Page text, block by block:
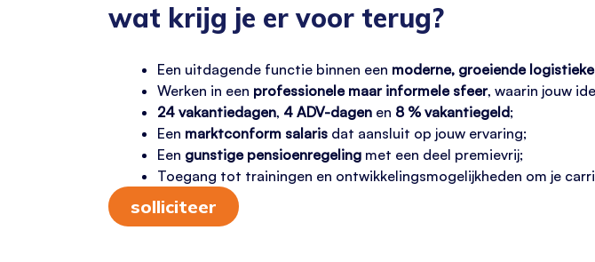
wat krijg je er voor terug?
Een uitdagende functie binnen een moderne, groeiende
Werken in een professionele maar informele sfeer, waarin jouw
24 vakantiedagen, 4 ADV-dagen en 8 % vakantiegeld;
Een marktconform salaris dat aansluit op jouw ervaring;
Een gunstige pensioenregeling met een deel premievrij;
Toegang tot trainingen en ontwikkelingsmogelijkheden om je
solliciteer